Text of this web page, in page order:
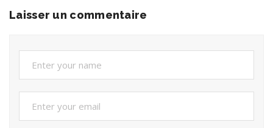
Laisser un commentaire